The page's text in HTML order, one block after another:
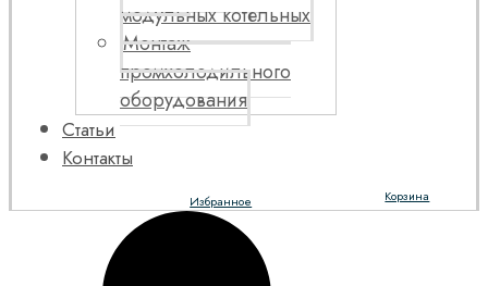
модульных котельных
Монтаж
промхолодильного
оборудования
Статьи
Контакты
Корзина
Избранное